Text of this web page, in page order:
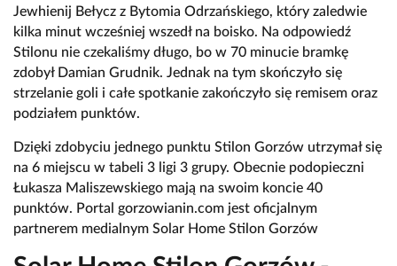
Jewhienij Bełycz z Bytomia Odrzańskiego, który zaledwie
kilka minut wcześniej wszedł na boisko. Na odpowiedź
Stilonu nie czekaliśmy długo, bo w 70 minucie bramkę
zdobył Damian Grudnik. Jednak na tym skończyło się
strzelanie goli i całe spotkanie zakończyło się remisem oraz
podziałem punktów.
Dzięki zdobyciu jednego punktu Stilon Gorzów utrzymał się
na 6 miejscu w tabeli 3 ligi 3 grupy. Obecnie podopieczni
Łukasza Maliszewskiego mają na swoim koncie 40
punktów. Portal gorzowianin.com jest oficjalnym
partnerem medialnym Solar Home Stilon Gorzów